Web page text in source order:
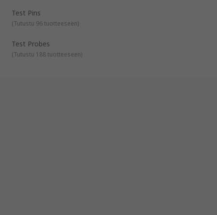
Test Pins
(Tutustu 96 tuotteeseen)
Test Probes
(Tutustu 188 tuotteeseen)